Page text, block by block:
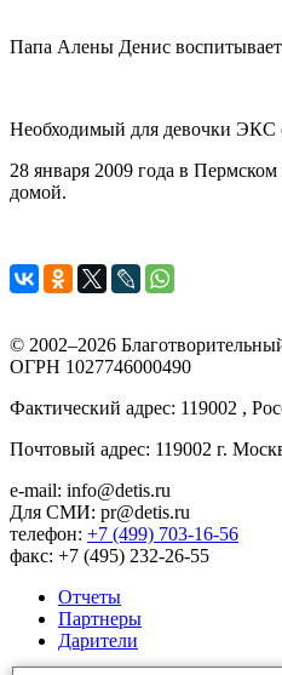
Папа Алены Денис
Необходимый для девочки ЭКС
28 января 2009 года в
домой.
© 2002–2026
ОГРН 1027746000490
Фактический адрес: 119002 ,
Почтовый адрес: 119002 г.
e-mail: info@detis.ru
Для СМИ: pr@detis.ru
телефон: +7 (499) 703-16-56
факс: +7 (495) 232-26-55
Отчеты
Партнеры
Дарители